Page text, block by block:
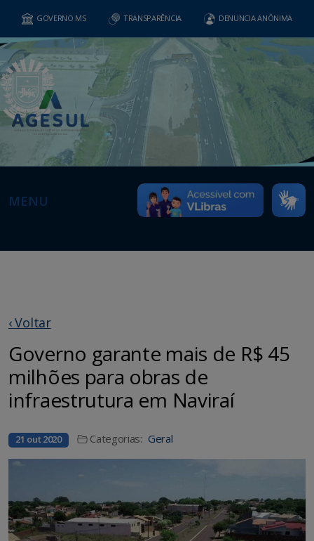
GOVERNO MS TRANSPARÊNCIA DENUNCIA ANÔNIMA
MENU
‹ Voltar
Governo garante mais de R$ 45
milhões para obras de
infraestrutura em Naviraí
21 out 2020 Categorias: Geral